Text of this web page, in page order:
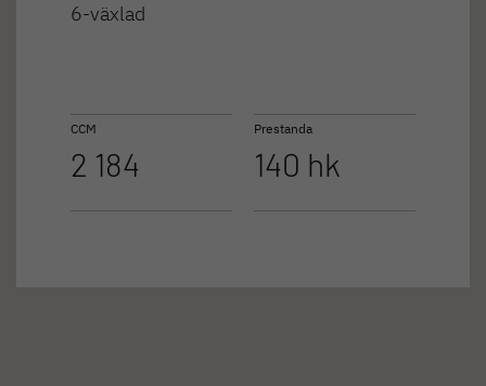
6-växlad
CCM
2 184
Prestanda
140 hk